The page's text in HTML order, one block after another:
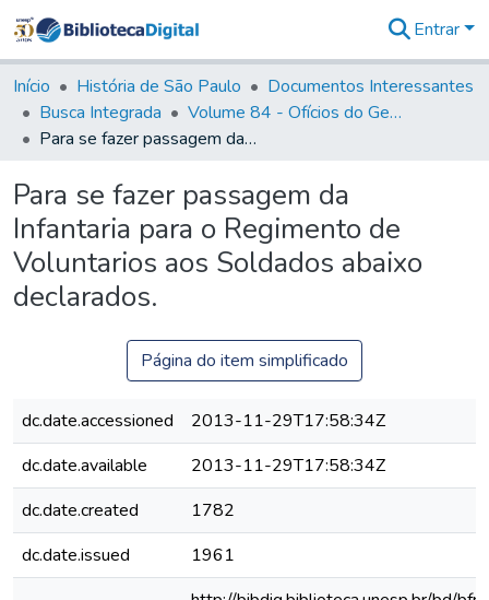
&
Coleções
Tudo na
Biblioteca
Estatísticas
Entrar
Início História de São Paulo
Documentos Interessantes
Busca Integrada
Volume 84 - Ofícios do General Martins Lopes de Saldanha (Governador da Capitania): 1782- 1786
Para se fazer passagem da Infantaria para o Regimento de Voluntarios aos Soldados abaixo declarados.
Para se fazer passagem da
Infantaria para o Regimento de
Voluntarios aos Soldados abaixo
declarados.
Página do item simplificado
dc.date.accessioned
2013-11-29T17:58:34Z
dc.date.available
2013-11-29T17:58:34Z
dc.date.created
1782
dc.date.issued
1961